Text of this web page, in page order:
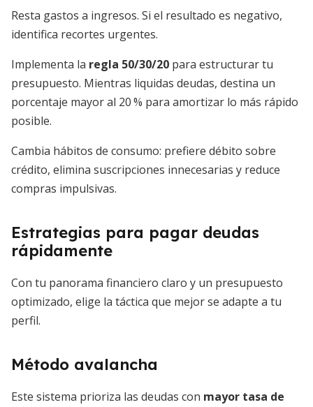
Resta gastos a ingresos. Si el resultado es negativo,
identifica recortes urgentes.
Implementa la regla 50/30/20 para estructurar tu
presupuesto. Mientras liquidas deudas, destina un
porcentaje mayor al 20 % para amortizar lo más rápido
posible.
Cambia hábitos de consumo: prefiere débito sobre
crédito, elimina suscripciones innecesarias y reduce
compras impulsivas.
Estrategias para pagar deudas
rápidamente
Con tu panorama financiero claro y un presupuesto
optimizado, elige la táctica que mejor se adapte a tu
perfil.
Método avalancha
Este sistema prioriza las deudas con mayor tasa de